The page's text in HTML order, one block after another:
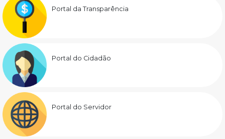
Portal da Transparência
Portal do Cidadão
Portal do Servidor